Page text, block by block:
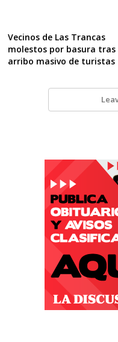
Vecinos de Las Trancas
molestos por basura tras
arribo masivo de turistas